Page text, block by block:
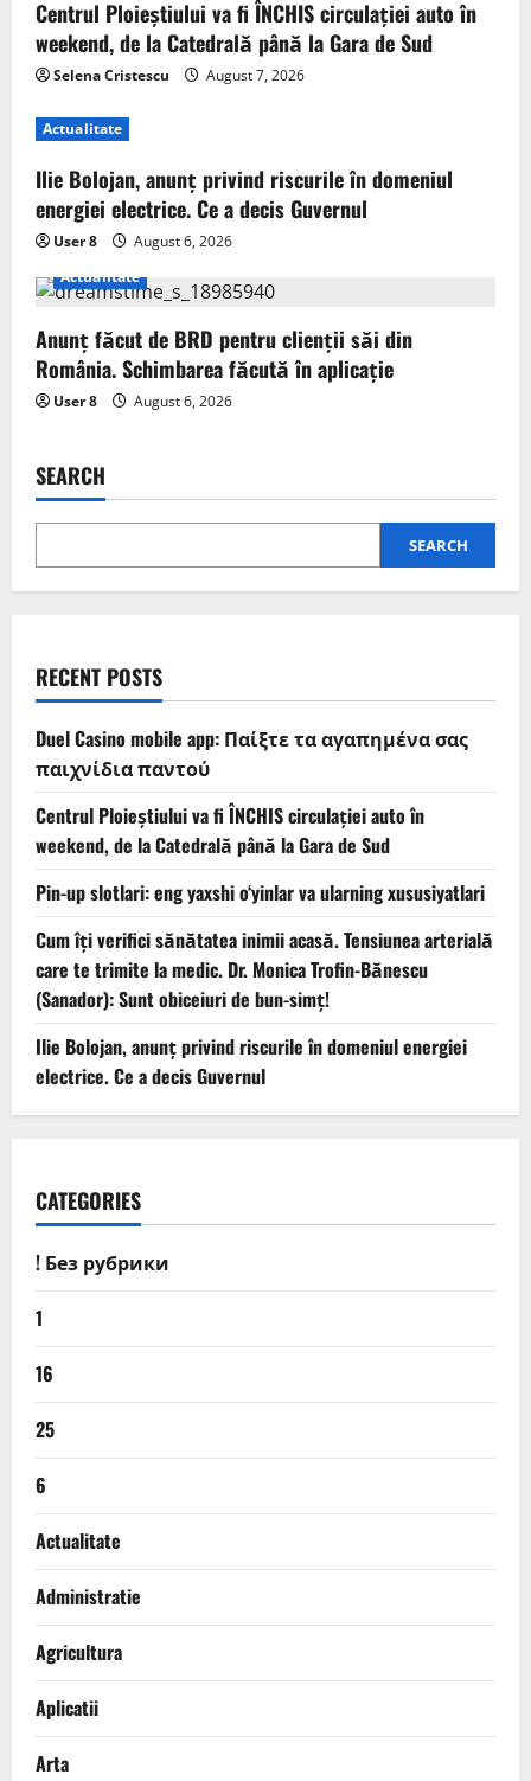
Centrul Ploieștiului va fi ÎNCHIS circulației auto în
weekend, de la Catedrală până la Gara de Sud
Selena Cristescu August 7, 2026
Actualitate
Ilie Bolojan, anunț privind riscurile în domeniul
energiei electrice. Ce a decis Guvernul
User 8
August 6, 2026
Actualitate
Anunț făcut de BRD pentru clienții săi din
România. Schimbarea făcută în aplicație
User 8 August 6, 2026
SEARCH
SEARCH
RECENT POSTS
Duel Casino mobile app: Παίξτε τα αγαπημένα σας
παιχνίδια παντού
Centrul Ploieștiului va fi ÎNCHIS circulației auto în
weekend, de la Catedrală până la Gara de Sud
Pin-up slotlari: eng yaxshi o‘yinlar va ularning xususiyatlari
Cum îți verifici sănătatea inimii acasă. Tensiunea arterială
care te trimite la medic. Dr. Monica Trofin-Bănescu
(Sanador): Sunt obiceiuri de bun-simț!
Ilie Bolojan, anunț privind riscurile în domeniul energiei
electrice. Ce a decis Guvernul
CATEGORIES
! Без рубрики
1
16
25
6
Actualitate
Administratie
Agricultura
Aplicatii
Arta